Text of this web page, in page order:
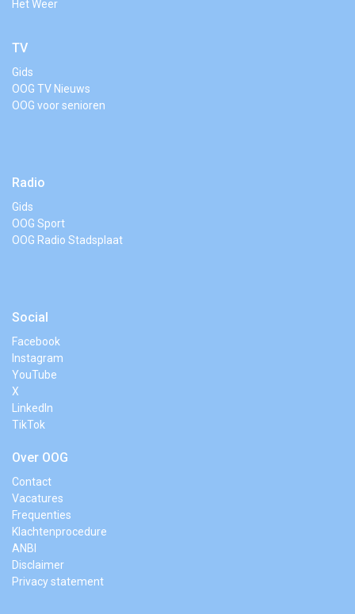
Het Weer
TV
Gids
OOG TV Nieuws
OOG voor senioren
Radio
Gids
OOG Sport
OOG Radio Stadsplaat
Social
Facebook
Instagram
YouTube
X
LinkedIn
TikTok
Over OOG
Contact
Vacatures
Frequenties
Klachtenprocedure
ANBI
Disclaimer
Privacy statement